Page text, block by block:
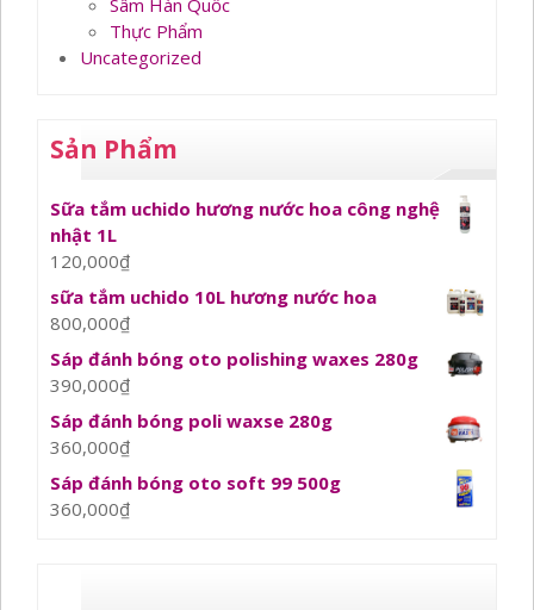
Sâm Hàn Quốc
Thực Phẩm
Uncategorized
Sản Phẩm
Sữa tắm uchido hương nước hoa công nghệ
nhật 1L
120,000₫
sữa tắm uchido 10L hương nước hoa
800,000₫
Sáp đánh bóng oto polishing waxes 280g
390,000₫
Sáp đánh bóng poli waxse 280g
360,000₫
Sáp đánh bóng oto soft 99 500g
360,000₫